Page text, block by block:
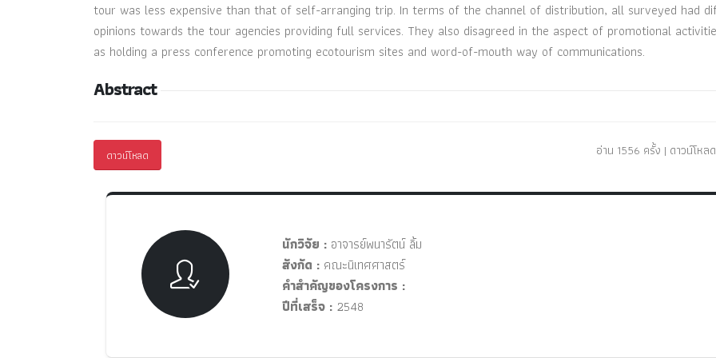
tour was less expensive than that of self-arranging trip. In terms of the channel of distribution, all surveyed had
opinions towards the tour agencies providing full services. They also disagreed in the aspect of promotional
as holding a press conference promoting ecotourism sites and word-of-mouth way of communications.
Abstract
ดาวน์โหลด อ่าน 1556 ครั้ง | ดาวน์โหล
นักวิจัย : อาจารย์พนารัตน์ ลิ้ม
สังกัด : คณะนิเทศศาสตร์
คำสำคัญของโครงการ :
ปีที่เสร็จ : 2548